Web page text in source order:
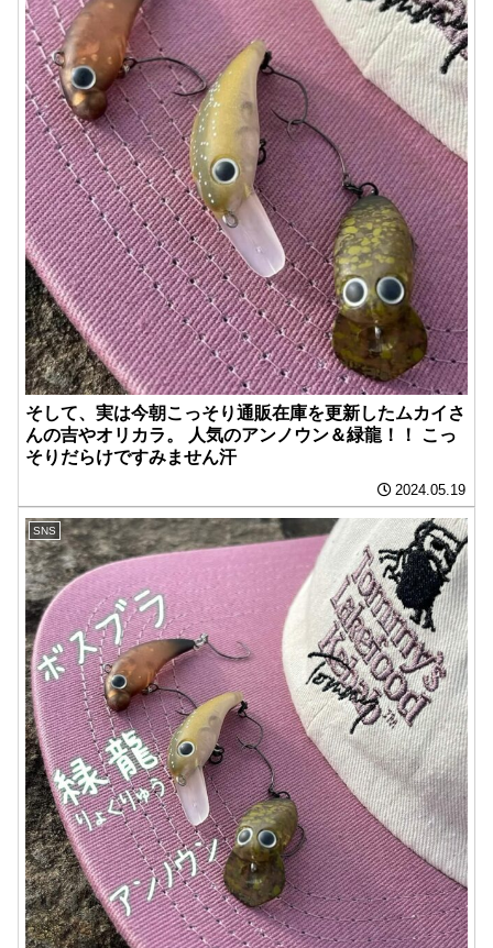
そして、実は今朝こっそり通販在庫を更新したムカイさ
んの吉やオリカラ。 人気のアンノウン＆緑龍！！ こっ
そりだらけですみません汗
2024.05.19
SNS